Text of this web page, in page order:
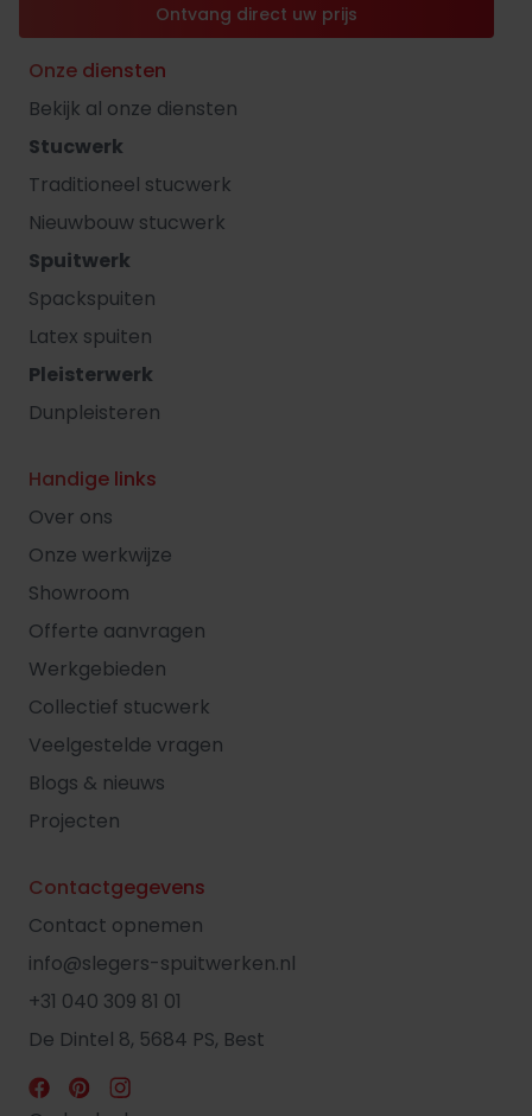
Ontvang direct uw prijs
Onze diensten
Bekijk al onze diensten
Stucwerk
Traditioneel stucwerk
Nieuwbouw stucwerk
Spuitwerk
Spackspuiten
Latex spuiten
Pleisterwerk
Dunpleisteren
Handige links
Over ons
Onze werkwijze
Showroom
Offerte aanvragen
Werkgebieden
Collectief stucwerk
Veelgestelde vragen
Blogs & nieuws
Projecten
Contactgegevens
Contact opnemen
info@slegers-spuitwerken.nl
+31 040 309 81 01
De Dintel 8, 5684 PS, Best